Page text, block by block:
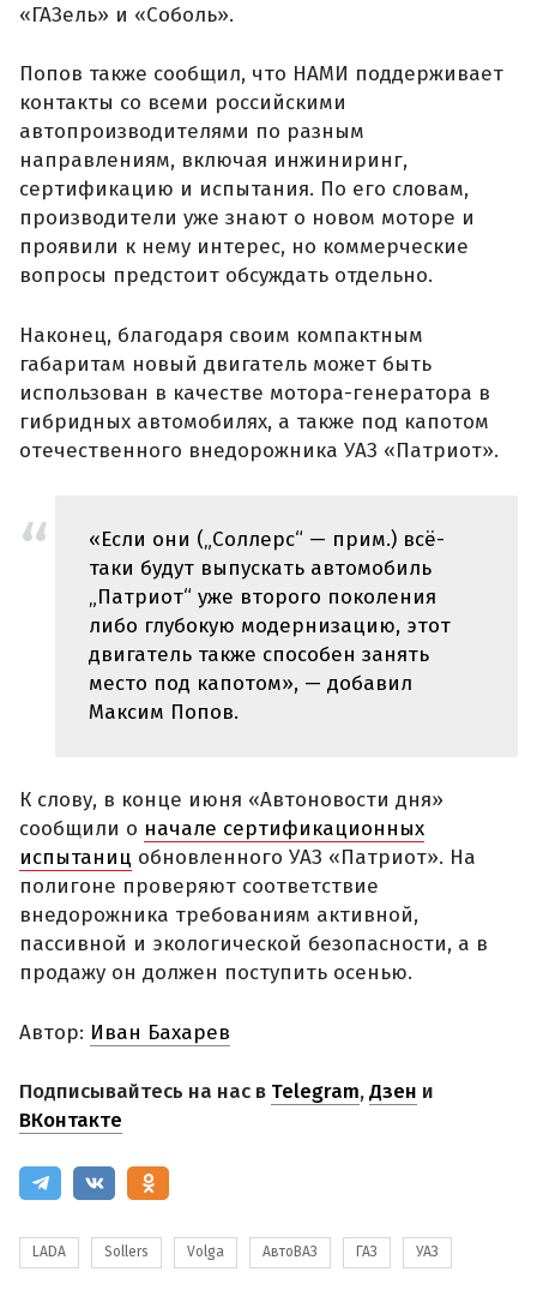
«ГАЗель» и «Соболь».
Попов также сообщил, что НАМИ поддерживает
контакты со всеми российскими
автопроизводителями по разным
направлениям, включая инжиниринг,
сертификацию и испытания. По его словам,
производители уже знают о новом моторе и
проявили к нему интерес, но коммерческие
вопросы предстоит обсуждать отдельно.
Наконец, благодаря своим компактным
габаритам новый двигатель может быть
использован в качестве мотора-генератора в
гибридных автомобилях, а также под капотом
отечественного внедорожника УАЗ «Патриот».
«Если они („Соллерс“ — прим.) всё-
таки будут выпускать автомобиль
„Патриот“ уже второго поколения
либо глубокую модернизацию, этот
двигатель также способен занять
место под капотом», — добавил
Максим Попов.
К слову, в конце июня «Автоновости дня»
сообщили о начале сертификационных
испытаниц обновленного УАЗ «Патриот». На
полигоне проверяют соответствие
внедорожника требованиям активной,
пассивной и экологической безопасности, а в
продажу он должен поступить осенью.
Автор: Иван Бахарев
Подписывайтесь на нас в Telegram,Дзен и
ВКонтакте
LADA Sollers Volga АвтоВАЗ ГАЗ УАЗ